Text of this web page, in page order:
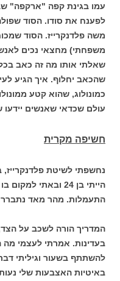
עמו בגינת קפה "ארקפה"
לפענח את סודו. הסוד שפולה
משה פלדנקרייז. הסוד
משפחתי) מחצאי נכים
שאלתי אותו מה זה כאב
שהכאב יחלוף. איך הגיע
כמונולוג, שהוא קטע
עולם שכדאי שאנשים יידעו
חשיפה מקרית
נחשפתי לשיטת
הייתי בן 24
התעמלות. מהר מאד נתברר
המדריך הורה לשכב על
בעדינות. אמרתי לעצמי
להשתתף בשעור וגיליתי
באיטיות האצבעות שלי